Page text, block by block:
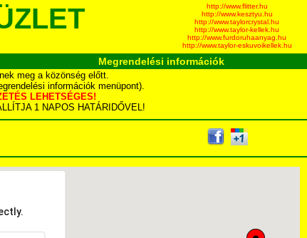
http://www.flitter.hu
http://www.kesztyu.hu
http://www.taylorcrystal.hu
http://www.taylor-kellek.hu
http://www.furdoruhaanyag.hu
http://www.taylor-eskuvoikellek.hu
Megrendelési információk
meg a közönség előtt.
információk menüpont).
LEHETSÉGES!
1 NAPOS HATÁRIDŐVEL!